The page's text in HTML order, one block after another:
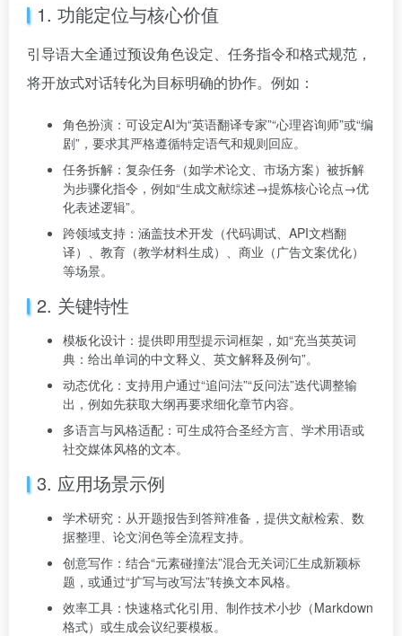
1. 功能定位与核心价值
引导语大全通过预设角色设定、任务指令和格式规范，
将开放式对话转化为目标明确的协作。例如：
角色扮演：可设定AI为“英语翻译专家”“心理咨询师”或“编
剧”，要求其严格遵循特定语气和规则回应。
任务拆解：复杂任务（如学术论文、市场方案）被拆解
为步骤化指令，例如“生成文献综述→提炼核心论点→优
化表述逻辑”。
跨领域支持：涵盖技术开发（代码调试、API文档翻
译）、教育（教学材料生成）、商业（广告文案优化）
等场景。
2. 关键特性
模板化设计：提供即用型提示词框架，如“充当英英词
典：给出单词的中文释义、英文解释及例句”。
动态优化：支持用户通过“追问法”“反问法”迭代调整输
出，例如先获取大纲再要求细化章节内容。
多语言与风格适配：可生成符合圣经方言、学术用语或
社交媒体风格的文本。
3. 应用场景示例
学术研究：从开题报告到答辩准备，提供文献检索、数
据整理、论文润色等全流程支持。
创意写作：结合“元素碰撞法”混合无关词汇生成新颖标
题，或通过“扩写与改写法”转换文本风格。
效率工具：快速格式化引用、制作技术小抄（Markdown
格式）或生成会议纪要模板。